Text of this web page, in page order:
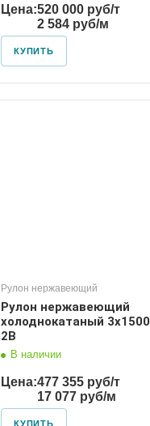
Цена:520 000 руб/т
2 584 руб/м
КУПИТЬ
Рулон нержавеющий
Рулон нержавеющий
холоднокатаный 3х1500
2В
В наличии
Цена:477 355 руб/т
17 077 руб/м
КУПИТЬ